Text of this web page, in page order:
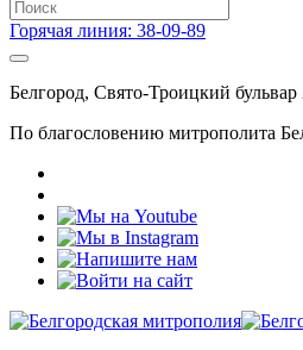
Горячая линия: 38-09-89
Белгород, Свято-Троицкий бульвар
По благословению митрополита